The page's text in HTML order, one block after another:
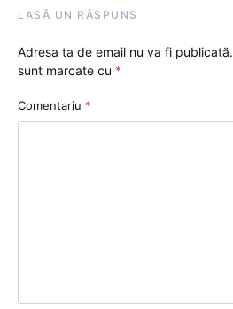
LASĂ UN RĂSPUNS
Adresa ta de email nu va fi publicată.
sunt marcate cu *
Comentariu *